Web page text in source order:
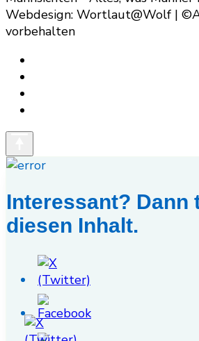
Webdesign: Wortlaut@Wolf |
vorbehalten
Interessant? Dann
diesen Inhalt.